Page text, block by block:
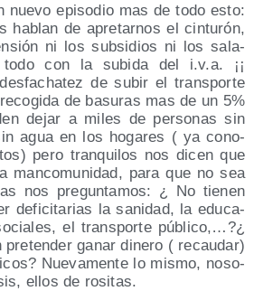
nue­vo epi­so­dio mas de todo esto:
hablan de apre­tar­nos el cin­tu­rón,
ni los sub­si­dios ni los sala­
con la subi­da del i.v.a. ¡¡
de subir el trans­por­te
de basu­ras mas de un 5%
dejar a miles de per­so­nas sin
agua en los hoga­res ( ya cono­
pero tran­qui­los nos dicen que
man­co­mu­ni­dad, para que no sea
nos pre­gun­ta­mos: ¿ No tie­nen
defi­ci­ta­rias la sani­dad, la edu­ca­
el trans­por­te públi­co,…?¿
pre­ten­der ganar dine­ro ( recau­dar)
Nue­va­men­te lo mis­mo, noso­
ellos de rositas.